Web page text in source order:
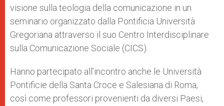
visione sulla teologia della comunicazione in un
seminario organizzato dalla Pontificia Università
Gregoriana attraverso il suo Centro Interdisciplinare
sulla Comunicazione Sociale (CICS).
Hanno partecipato all’incontro anche le Università
Pontificie della Santa Croce e Salesiana di Roma,
così come professori provenienti da diversi Paesi,